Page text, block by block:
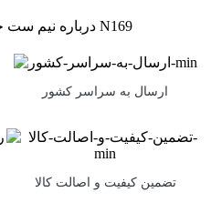
درباره نیم ست جواهری نقره طرح قلبی زمرد کد N169
ارسال به سراسر کشور
تضمین کیفیت و اصالت کالا